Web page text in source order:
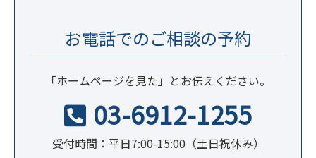
お電話でのご相談の予約
「ホームページを見た」とお伝えください。
03-6912-1255
受付時間：平日7:00-15:00（土日祝休み）